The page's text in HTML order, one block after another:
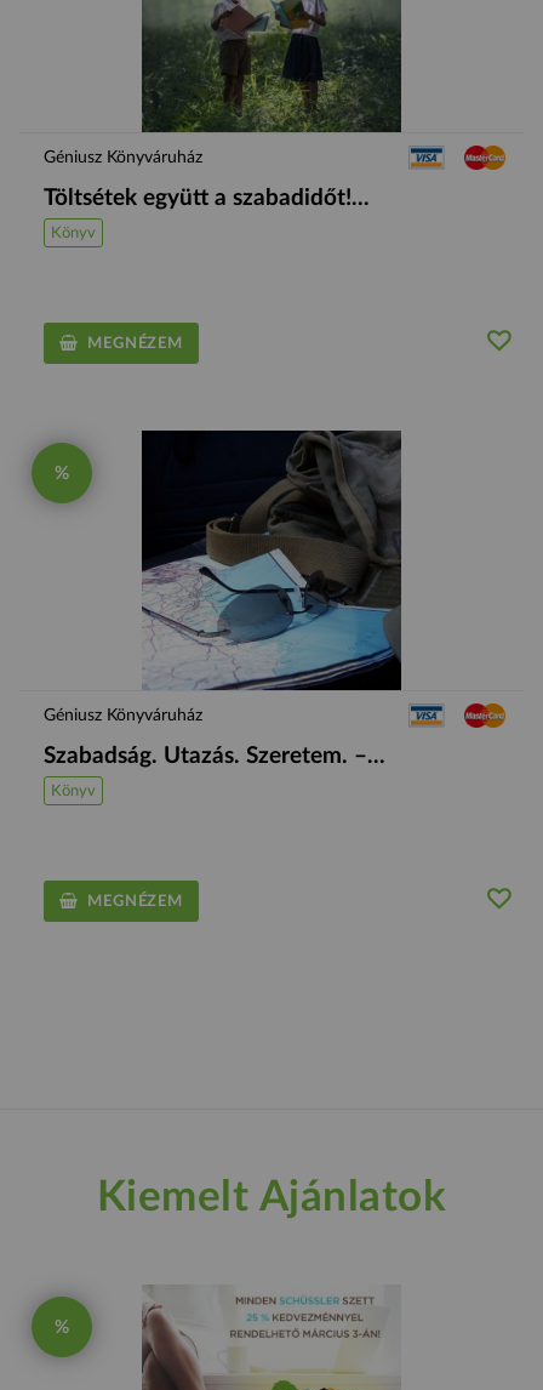
Géniusz Könyváruház
Töltsétek együtt a szabadidőt!...
Könyv
MEGNÉZEM
%
Géniusz Könyváruház
Szabadság. Utazás. Szeretem. –...
Könyv
MEGNÉZEM
Kiemelt Ajánlatok
%